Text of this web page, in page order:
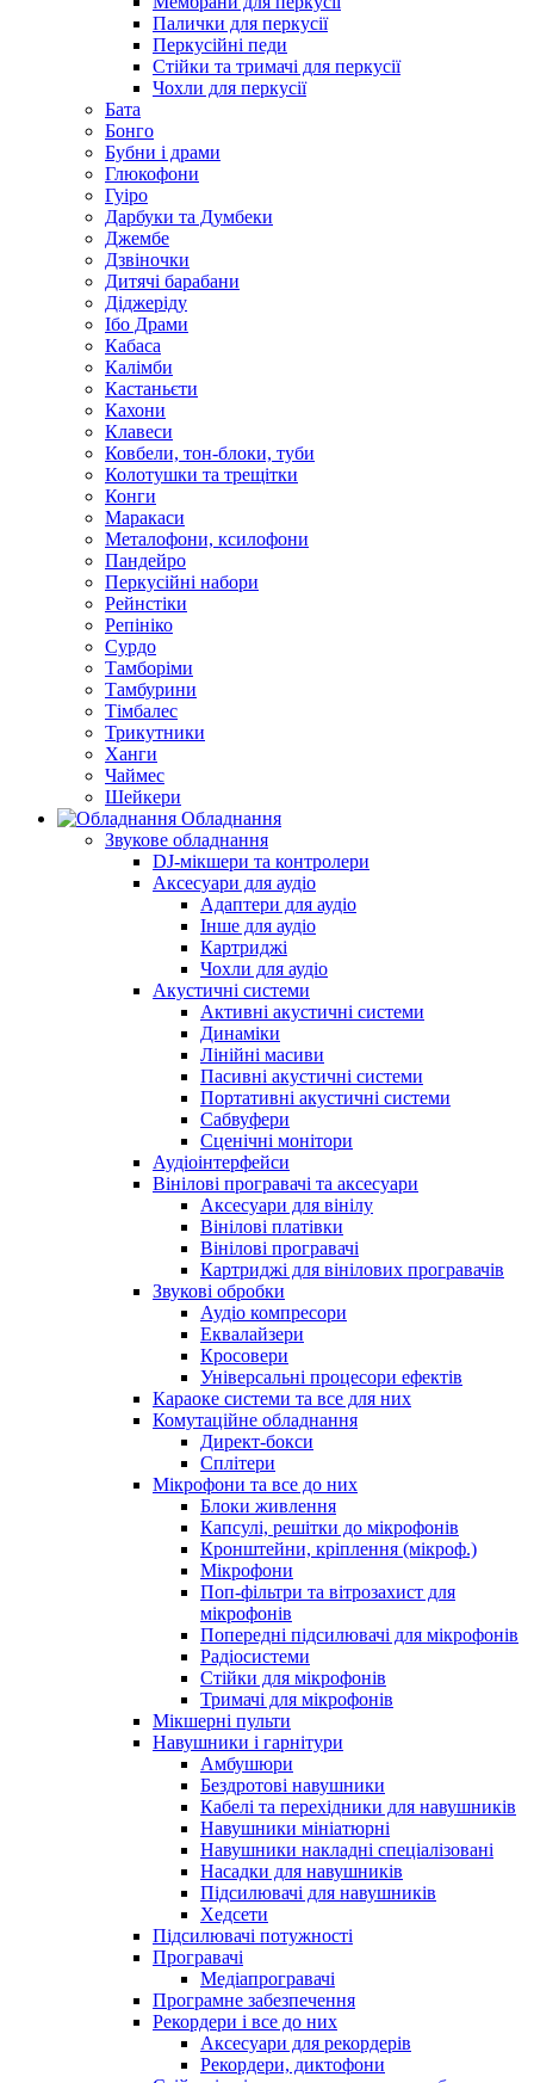
Палички для перкусії
Перкусійні педи
Стійки та тримачі для перкусії
Чохли для перкусії
Бата
Бонго
Бубни і драми
Глюкофони
Гуіро
Дарбуки та Думбеки
Джембе
Дзвіночки
Дитячі барабани
Діджеріду
Ібо Драми
Кабаса
Калімби
Кастаньєти
Кахони
Клавеси
Ковбели, тон-блоки, туби
Колотушки та трещітки
Конги
Маракаси
Металофони, ксилофони
Пандейро
Перкусійні набори
Рейнстіки
Репініко
Сурдо
Тамборіми
Тамбурини
Тімбалес
Трикутники
Ханги
Чаймес
Шейкери
Обладнання
Звукове обладнання
DJ-мікшери та контролери
Аксесуари для аудіо
Адаптери для аудіо
Інше для аудіо
Картриджі
Чохли для аудіо
Акустичні системи
Активні акустичні системи
Динаміки
Лінійні масиви
Пасивні акустичні системи
Портативні акустичні системи
Сабвуфери
Сценічні монітори
Аудіоінтерфейси
Вінілові програвачі та аксесуари
Аксесуари для вінілу
Вінілові платівки
Вінілові програвачі
Картриджі для вінілових програвачів
Звукові обробки
Аудіо компресори
Еквалайзери
Кросовери
Універсальні процесори ефектів
Караоке системи та все для них
Комутаційне обладнання
Директ-бокси
Сплітери
Мікрофони та все до них
Блоки живлення
Капсулі, решітки до мікрофонів
Кронштейни, кріплення (мікроф.)
Мікрофони
Поп-фільтри та вітрозахист для
мікрофонів
Попередні підсилювачі для мікрофонів
Радіосистеми
Стійки для мікрофонів
Тримачі для мікрофонів
Мікшерні пульти
Навушники і гарнітури
Амбушюри
Бездротові навушники
Кабелі та перехідники для навушників
Навушники мініатюрні
Навушники накладні спеціалізовані
Насадки для навушників
Підсилювачі для навушників
Хедсети
Підсилювачі потужності
Програвачі
Медіапрогравачі
Програмне забезпечення
Рекордери і все до них
Аксесуари для рекордерів
Рекордери, диктофони